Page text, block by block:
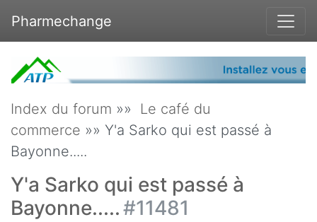
Pharmechange
Index du forum »» Le café du
commerce »» Y'a Sarko qui est passé à
Bayonne.....
Y'a Sarko qui est passé à
Bayonne.....#11481